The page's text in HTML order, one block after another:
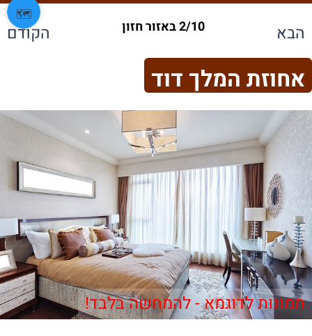
הבא 2/10 באזור חזון הקודם
אחוזת המלך דוד
תמונות לדוגמא - להמחשה בלבד!
🗺️